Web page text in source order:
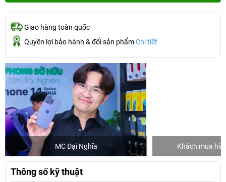
Giao hàng toàn quốc
Quyền lợi bảo hành & đổi sản phẩmChi tiết
MC Đại Nghĩa Khách mua
Thông số kỹ thuật